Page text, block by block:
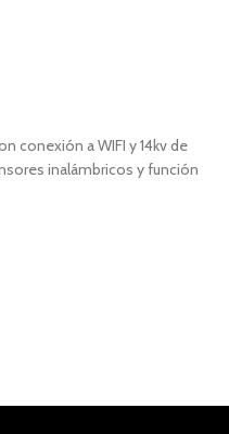
conexión a WIFI y 14kv de
inalámbricos y función